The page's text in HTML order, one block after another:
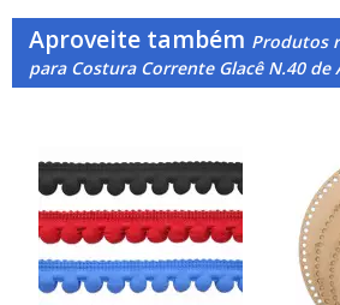
Aproveite também Produtos
para Costura Corrente Glacê N.40 de